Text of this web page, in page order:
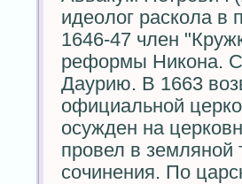
идеолог раскола в
1646-47 член
реформы Никона.
Даурию. В 1663
официальной
осужден на
провел в
сочинения. По